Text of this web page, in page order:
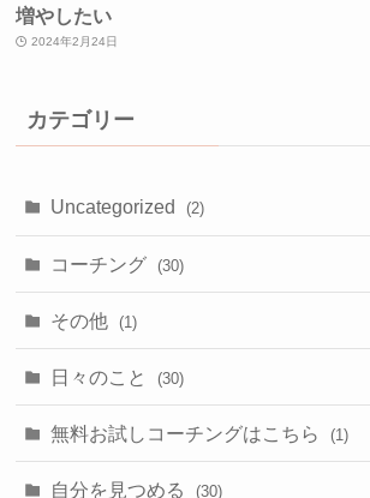
増やしたい
2024年2月24日
カテゴリー
Uncategorized (2)
コーチング (30)
その他 (1)
日々のこと (30)
無料お試しコーチングはこちら (1)
自分を見つめる (30)